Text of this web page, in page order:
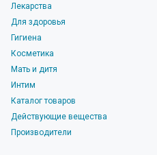
Лекарства
Для здоровья
Гигиена
Косметика
Мать и дитя
Интим
Каталог товаров
Действующие вещества
Производители